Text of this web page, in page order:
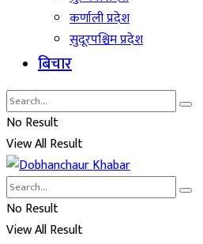
कर्णाली प्रदेश
सुदूरपश्चिम प्रदेश
बिचार
No Result
View All Result
No Result
View All Result